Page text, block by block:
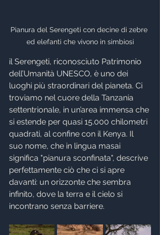
Pianura del Serengeti con decine di zebre
ed elefanti che vivono in simbiosi
il Serengeti, riconosciuto Patrimonio
dell’Umanità UNESCO, è uno dei
luoghi più straordinari del pianeta. Ci
troviamo nel cuore della Tanzania
settentrionale, in un’area immensa che
si estende per quasi 15.000 chilometri
quadrati, al confine con il Kenya. Il
suo nome, che in lingua masai
significa "pianura sconfinata", descrive
perfettamente ciò che ci si apre
davanti: un orizzonte che sembra
infinito, dove la terra e il cielo si
incontrano senza barriere.